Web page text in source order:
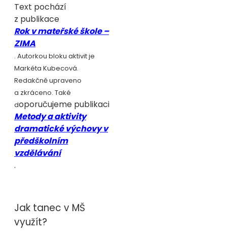
Text pochází
z publikace
Rok v mateřské škole –
ZIMA
. Autorkou bloku aktivit je
Markéta Kubecová.
Redakčně upraveno
a zkráceno. Také
doporučujeme publikaci
Metody a aktivity
dramatické výchovy v
předškolním
vzdělávání
.
Jak tanec v MŠ
využít?